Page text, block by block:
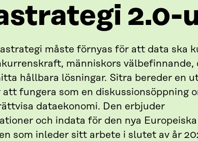
2.0-
måste förnyas för att data ska
människors välbefinnande,
hållbara lösningar. Sitra bereder en
att fungera som en diskussionsöppning
dataekonomi. Den erbjuder
och indata för den nya Europeiska
som inleder sitt arbete i slutet av år